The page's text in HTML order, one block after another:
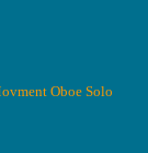
Oboe Solo